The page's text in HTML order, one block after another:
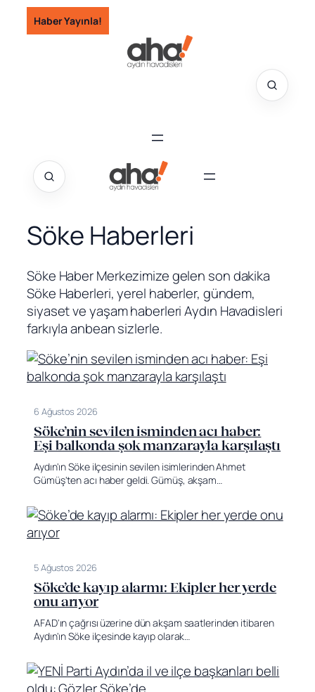
İçeriğe
geç
Haber Yayınla!
Söke Haberleri
Söke Haber Merkezimize gelen son dakika
Söke Haberleri, yerel haberler, gündem,
siyaset ve yaşam haberleri Aydın Havadisleri
farkıyla anbean sizlerle.
6 Ağustos 2026
Söke’nin sevilen isminden acı haber:
Eşi balkonda şok manzarayla karşılaştı
Aydın'ın Söke ilçesinin sevilen isimlerinden Ahmet
Gümüş'ten acı haber geldi. Gümüş, akşam…
5 Ağustos 2026
Söke’de kayıp alarmı: Ekipler her yerde
onu arıyor
AFAD'ın çağrısı üzerine dün akşam saatlerinden itibaren
Aydın'ın Söke ilçesinde kayıp olarak…